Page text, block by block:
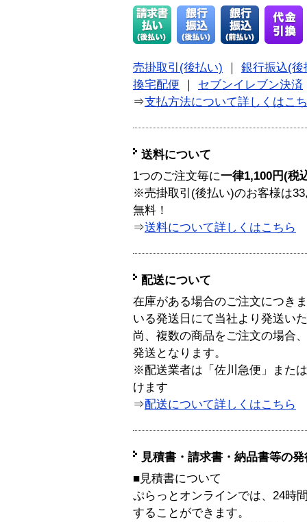
売掛取引(後払い)
銀行振込(後
換宅配便
セブンイレブン決済
⇒支払方法について詳しくはこ
送料について
1つのご注文毎に一律1,100円(税
※売掛取引(後払い)のお客様は
無料！
⇒送料について詳しくはこちら
配送について
在庫がある場合のご注文につき
いる発送日にて当社より発送い
尚、複数の商品をご注文の場合
発送となります。
※配送業者は「佐川急便」また
けます
⇒配送について詳しくはこちら
見積書・請求書・納品書等の
■見積書について
ぷらっとオンラインでは、24時
することができます。